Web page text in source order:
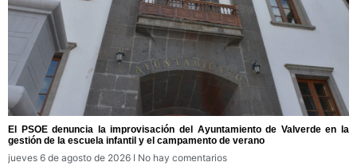
El PSOE denuncia la improvisación del Ayuntamiento de Valverde en la
gestión de la escuela infantil y el campamento de verano
jueves 6 de agosto de 2026
No hay comentarios